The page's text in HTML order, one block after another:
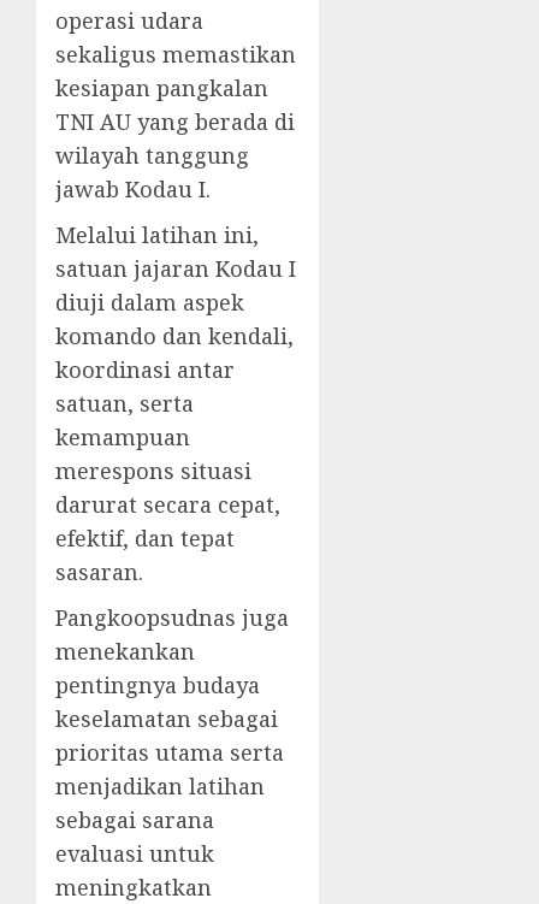
operasi udara
sekaligus memastikan
kesiapan pangkalan
TNI AU yang berada di
wilayah tanggung
jawab Kodau I.
Melalui latihan ini,
satuan jajaran Kodau I
diuji dalam aspek
komando dan kendali,
koordinasi antar
satuan, serta
kemampuan
merespons situasi
darurat secara cepat,
efektif, dan tepat
sasaran.
Pangkoopsudnas juga
menekankan
pentingnya budaya
keselamatan sebagai
prioritas utama serta
menjadikan latihan
sebagai sarana
evaluasi untuk
meningkatkan